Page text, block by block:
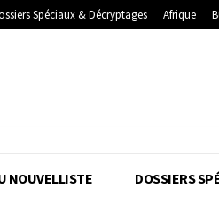
Spéciaux & Décryptages Afrique
NOUVELLISTE DOSSIERS